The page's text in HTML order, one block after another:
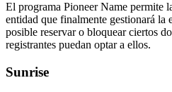
El programa Pioneer Name permite
entidad que finalmente gestionará la
posible reservar o bloquear ciertos
registrantes puedan optar a ellos.
Sunrise